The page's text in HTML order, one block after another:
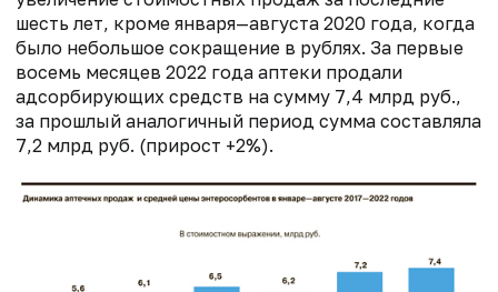
шесть лет, кроме января—августа 2020 года, когда
было небольшое сокращение в рублях. За первые
восемь месяцев 2022 года аптеки продали
адсорбирующих средств на сумму 7,4 млрд руб.,
за прошлый аналогичный период сумма составляла
7,2 млрд руб. (прирост +2%).